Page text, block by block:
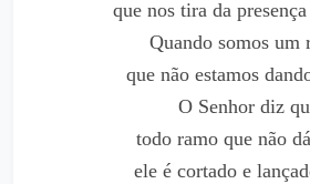
que nos tira da
Quando somos um
que não estamos
O Senhor diz
todo ramo que não
ele é cortado e